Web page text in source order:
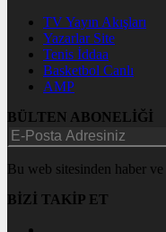
TV Yayın Akışları
Yazarlar Site
Tenis İddaa
Basketbol Canlı
AMP
BÜLTEN ABONELİĞİ
Bu web sitesinden haber
BİZİ TAKİP ET